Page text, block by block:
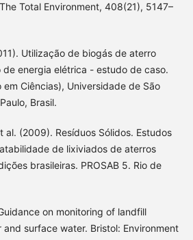
Total Environment, 408(21), 5147–
Utilização de biogás de aterro
energia elétrica - estudo de caso.
Ciências), Universidade de São
Brasil.
al. (2009). Resíduos Sólidos. Estudos
de lixiviados de aterros
brasileiras. PROSAB 5. Rio de
on monitoring of landfill
surface water. Bristol: Environment